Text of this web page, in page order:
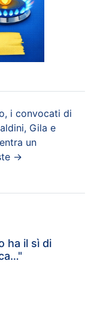
i convocati di
Gila e
un
→
ha il sì di